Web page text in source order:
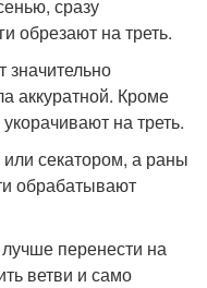
сразу
обрезают на треть.
аккуратной. Кроме
на треть.
секатором, а раны
обрабатывают
перенести на
ветви и само